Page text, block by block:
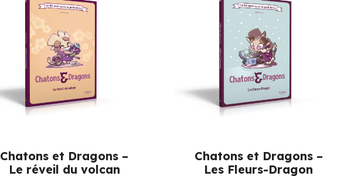
Chatons et Dragons –
Le réveil du volcan
Chatons et Dragons –
Les Fleurs-Dragon